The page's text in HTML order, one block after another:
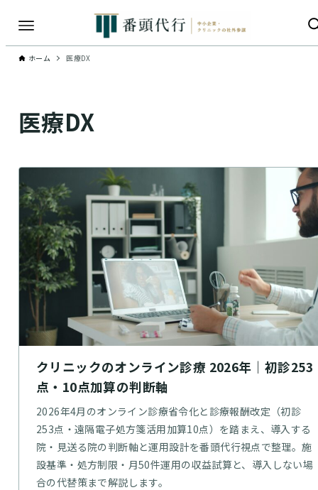
ホーム 医療DX
医療DX
クリニックのオンライン診療 2026年｜初診253
点・10点加算の判断軸
2026年4月のオンライン診療省令化と診療報酬改定（初診
253点・遠隔電子処方箋活用加算10点）を踏まえ、導入する
院・見送る院の判断軸と運用設計を番頭代行視点で整理。施
設基準・処方制限・月50件運用の収益試算と、導入しない場
合の代替策まで解説します。